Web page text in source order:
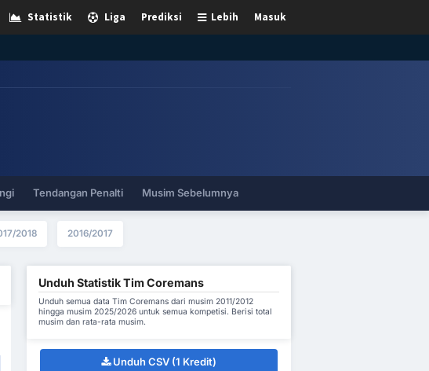
Masuk
Lebih
Prediksi
Liga
Statistik
Tendangan Penalti Musim Sebelumnya
2018 2016/2017
Unduh Statistik Tim Coremans
Unduh semua data Tim Coremans dari musim 2011/2012
hingga musim 2025/2026 untuk semua kompetisi. Berisi total
musim dan rata-rata musim.
Unduh CSV (1 Kredit)